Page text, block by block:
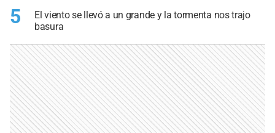
5
El viento se llevó a un grande y la tormenta nos trajo
basura